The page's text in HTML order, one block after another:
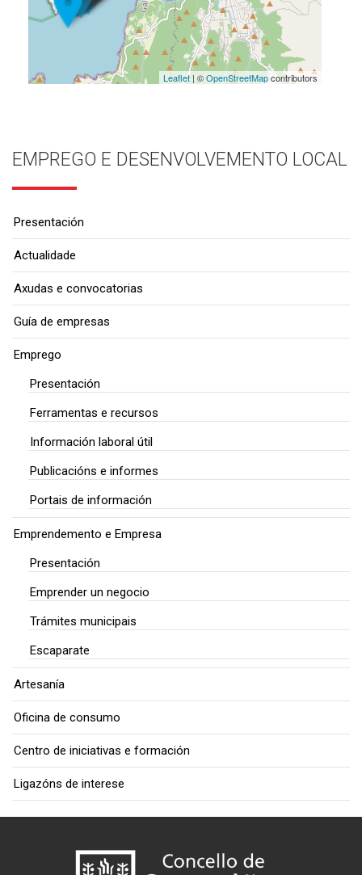
Leaflet| ©OpenStreetMapcontributors
EMPREGO E DESENVOLVEMENTO LOCAL
Presentación
Actualidade
Axudas e convocatorias
Guía de empresas
Emprego
Presentación
Ferramentas e recursos
Información laboral útil
Publicacións e informes
Portais de información
Emprendemento e Empresa
Presentación
Emprender un negocio
Trámites municipais
Escaparate
Artesanía
Oficina de consumo
Centro de iniciativas e formación
Ligazóns de interese